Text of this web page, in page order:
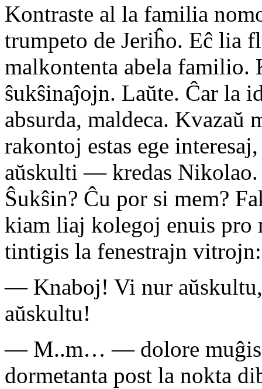
Kontraste al la familia
trumpeto de Jeriĥo. Eĉ lia
malkontenta abela familio.
ŝukŝinaĵojn. Laŭte. Ĉar la
absurda, maldeca. Kvazaŭ
rakontoj estas ege
aŭskulti — kredas
Ŝukŝin? Ĉu por si mem?
kiam liaj kolegoj enuis pro
tintigis la fenestrajn vitrojn:
— Knaboj! Vi nur
aŭskultu!
— M..m… — dolore muĝis
dormetanta post la nokta